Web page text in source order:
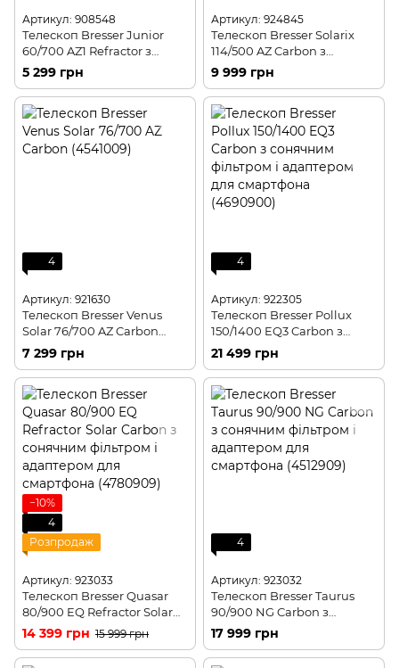
Артикул: 908548
Телескоп Bresser Junior
60/700 AZ1 Refractor з
кейсом (8843100)
5 299 грн
Артикул: 924845
Телескоп Bresser Solarix
114/500 AZ Carbon з
сонячним фільтром і
адаптером для смартфона
(4614505)
9 999 грн
4
Артикул: 921630
Телескоп Bresser Venus
Solar 76/700 AZ Carbon
(4541009)
7 299 грн
4
Артикул: 922305
Телескоп Bresser Pollux
150/1400 EQ3 Carbon з
сонячним фільтром і
адаптером для смартфона
(4690900)
21 499 грн
−10%
4
Розпродаж
Артикул: 923033
Телескоп Bresser Quasar
80/900 EQ Refractor Solar
Carbon з сонячним
фільтром і адаптером для
смартфона (4780909)
14 399 грн 15 999 грн
4
Артикул: 923032
Телескоп Bresser Taurus
90/900 NG Carbon з
сонячним фільтром і
адаптером для смартфона
(4512909)
17 999 грн